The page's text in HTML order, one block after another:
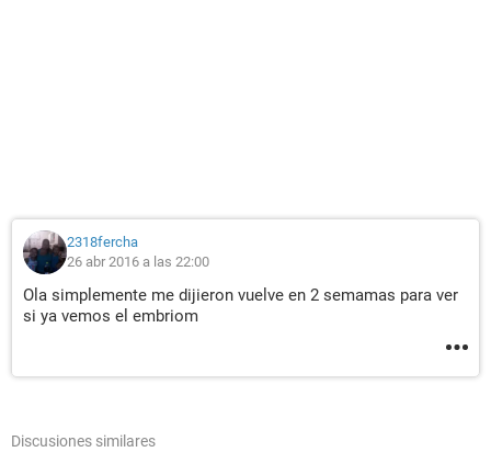
2318fercha
26 abr 2016 a las 22:00
Ola simplemente me dijieron vuelve en 2 semamas para ver
si ya vemos el embriom
Discusiones similares